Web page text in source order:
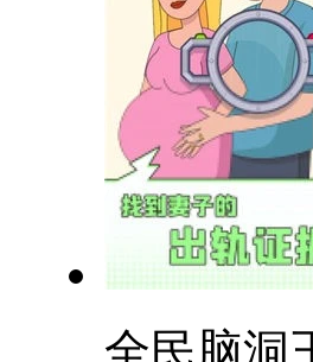
全民脑洞